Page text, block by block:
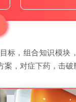
标，组合知识模块
，对症下药，击破